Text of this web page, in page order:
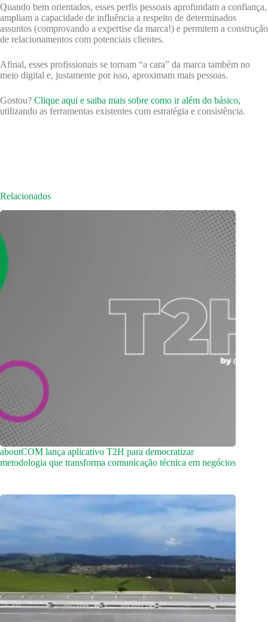
Quando bem orientados, esses perfis pessoais aprofundam a confiança,
ampliam a capacidade de influência a respeito de determinados
assuntos (comprovando a expertise da marca!) e permitem a construção
de relacionamentos com potenciais clientes.
Afinal, esses profissionais se tornam “a cara” da marca também no
meio digital e, justamente por isso, aproximam mais pessoas.
Gostou? Clique aqui e saiba mais sobre como ir além do básico,
utilizando as ferramentas existentes com estratégia e consistência.
Relacionados
aboutCOM lança aplicativo T2H para democratizar
metodologia que transforma comunicação técnica em negócios